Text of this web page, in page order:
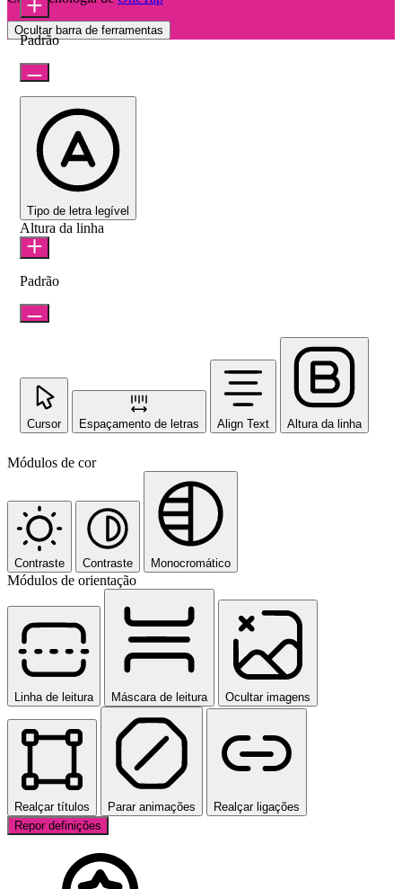
Ocultar barra de ferramentas
Padrão
Tipo de letra legível
Altura da linha
Padrão
Cursor Espaçamento de letras Align Text Altura da linha
Módulos de cor
Contraste Contraste Monocromático
Módulos de orientação
Linha de leitura Máscara de leitura Ocultar imagens
Realçar títulos Parar animações
Realçar ligações
Repor definições